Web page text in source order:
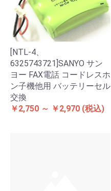
[NTL-4、
6325743721]SANYO サン
ヨー FAX電話 コードレスホ
ン子機他用 バッテリーセル
交換
￥2,750 ～ ￥2,970 (税込)